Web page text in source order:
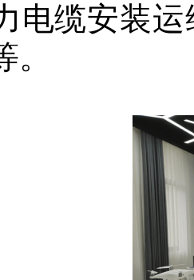
电缆安装